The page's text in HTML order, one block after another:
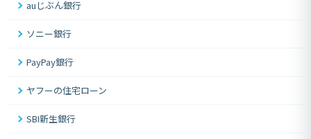
auじぶん銀行
ソニー銀行
PayPay銀行
ヤフーの住宅ローン
SBI新生銀行